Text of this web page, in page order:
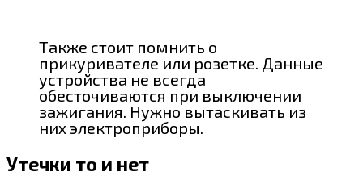
Также стоит помнить о
прикуривателе или розетке. Данные
устройства не всегда
обесточиваются при выключении
зажигания. Нужно вытаскивать из
них электроприборы.
Утечки то и нет